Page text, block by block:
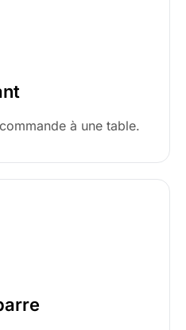
à une table.